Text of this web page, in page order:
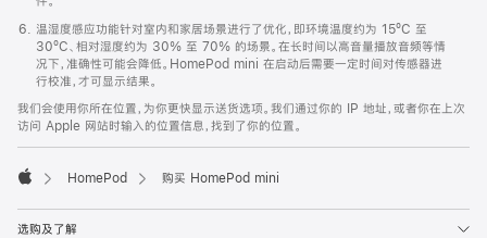
温湿度感应功能针对室内和家居场景进行了优化，即环境温度约为 15ºC 至
30ºC、相对湿度约为 30% 至 70% 的场景。在长时间以高音量播放音频等情
况下，准确性可能会降低。HomePod mini 在启动后需要一定时间对传感器进
行校准，才可显示结果。
我们会使用你所在位置，为你更快显示送货选项。我们通过你的 IP 地址，或者你在上次
访问 Apple 网站时输入的位置信息，找到了你的位置。
HomePod 购买 HomePod mini
选购及了解